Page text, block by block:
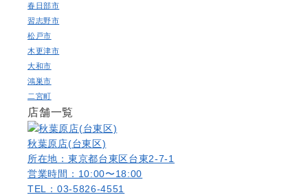
春日部市
習志野市
松戸市
木更津市
大和市
鴻巣市
二宮町
店舗一覧
秋葉原店(台東区)
所在地：東京都台東区台東2-7-1
営業時間：10:00〜18:00
TEL：03-5826-4551